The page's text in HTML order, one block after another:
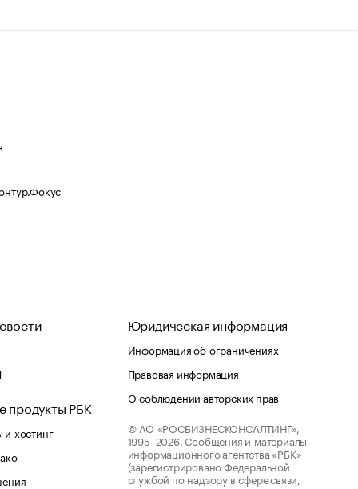
продукты РБК
хостинг
Юридическая информация
Информация об ограничениях
Правовая информация
О соблюдении авторских прав
© АО «РОСБИЗНЕСКОНСАЛТИНГ»,
1995–2026. Сообщения и материалы
информационного агентства «РБК»
(зарегистрировано Федеральной
службой по надзору в сфере связи,